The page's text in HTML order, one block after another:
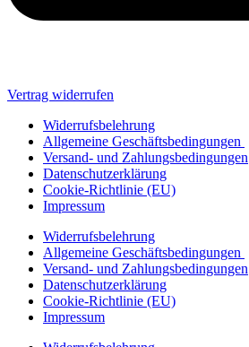
Vertrag widerrufen
Widerrufsbelehrung
Allgemeine Geschäftsbedingungen
Versand- und Zahlungsbedingungen
Datenschutzerklärung
Cookie-Richtlinie (EU)
Impressum
Widerrufsbelehrung
Allgemeine Geschäftsbedingungen
Versand- und Zahlungsbedingungen
Datenschutzerklärung
Cookie-Richtlinie (EU)
Impressum